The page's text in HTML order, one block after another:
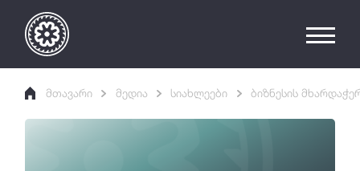
მთავარი მედია სიახლეები ბიზნესის